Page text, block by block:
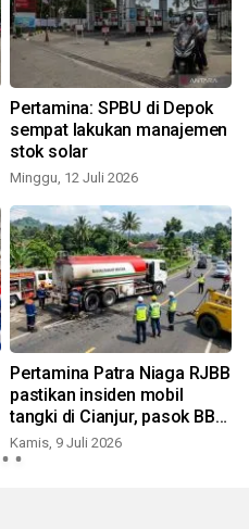
Pertamina: SPBU di Depok
sempat lakukan manajemen
stok solar
Minggu, 12 Juli 2026
Pertamina Patra Niaga RJBB
pastikan insiden mobil
tangki di Cianjur, pasok BBM
aman
Kamis, 9 Juli 2026